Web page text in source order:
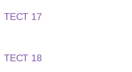
ТЕСТ 17
ТЕСТ 18